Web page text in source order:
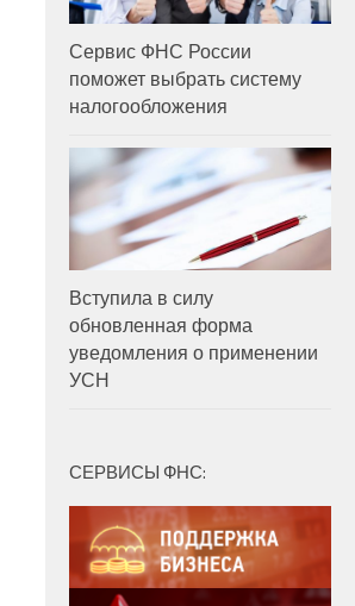
Сервис ФНС России
поможет выбрать систему
налогообложения
Вступила в силу
обновленная форма
уведомления о применении
УСН
СЕРВИСЫ ФНС: